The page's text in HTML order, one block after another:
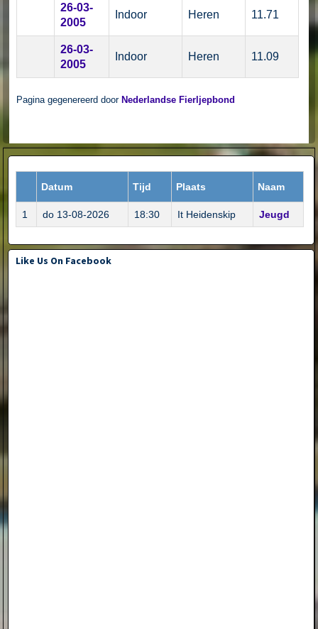
26-03-
2005
Indoor Heren 11.71
26-03-
2005
Indoor Heren 11.09
Pagina gegenereerd door Nederlandse Fierljepbond
Datum Tijd Plaats Naam
1 do 13-08-2026 18:30 It Heidenskip Jeugd
Like Us On Facebook